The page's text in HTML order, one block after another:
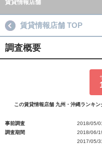
賃貸情報店舗
賃貸情報店舗 TOP
調査概要
この賃貸情報店舗 九州・沖縄ランキ
事前調査
2018/05/
調査期間
2018/06/
2017/05/